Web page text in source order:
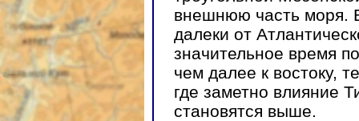
внешнюю часть моря.
далеки от
значительное время
чем далее к востоку,
где заметно влияние
становятся выше.